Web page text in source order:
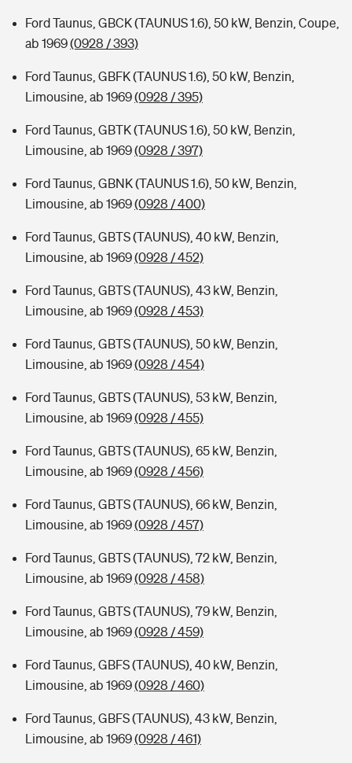
Ford Taunus, GBCK (TAUNUS 1.6), 50 kW, Benzin, Coupe,
ab 1969(0928 / 393)
Ford Taunus, GBFK (TAUNUS 1.6), 50 kW, Benzin,
Limousine, ab 1969(0928 / 395)
Ford Taunus, GBTK (TAUNUS 1.6), 50 kW, Benzin,
Limousine, ab 1969(0928 / 397)
Ford Taunus, GBNK (TAUNUS 1.6), 50 kW, Benzin,
Limousine, ab 1969(0928 / 400)
Ford Taunus, GBTS (TAUNUS), 40 kW, Benzin,
Limousine, ab 1969(0928 / 452)
Ford Taunus, GBTS (TAUNUS), 43 kW, Benzin,
Limousine, ab 1969(0928 / 453)
Ford Taunus, GBTS (TAUNUS), 50 kW, Benzin,
Limousine, ab 1969(0928 / 454)
Ford Taunus, GBTS (TAUNUS), 53 kW, Benzin,
Limousine, ab 1969(0928 / 455)
Ford Taunus, GBTS (TAUNUS), 65 kW, Benzin,
Limousine, ab 1969(0928 / 456)
Ford Taunus, GBTS (TAUNUS), 66 kW, Benzin,
Limousine, ab 1969(0928 / 457)
Ford Taunus, GBTS (TAUNUS), 72 kW, Benzin,
Limousine, ab 1969(0928 / 458)
Ford Taunus, GBTS (TAUNUS), 79 kW, Benzin,
Limousine, ab 1969(0928 / 459)
Ford Taunus, GBFS (TAUNUS), 40 kW, Benzin,
Limousine, ab 1969(0928 / 460)
Ford Taunus, GBFS (TAUNUS), 43 kW, Benzin,
Limousine, ab 1969(0928 / 461)